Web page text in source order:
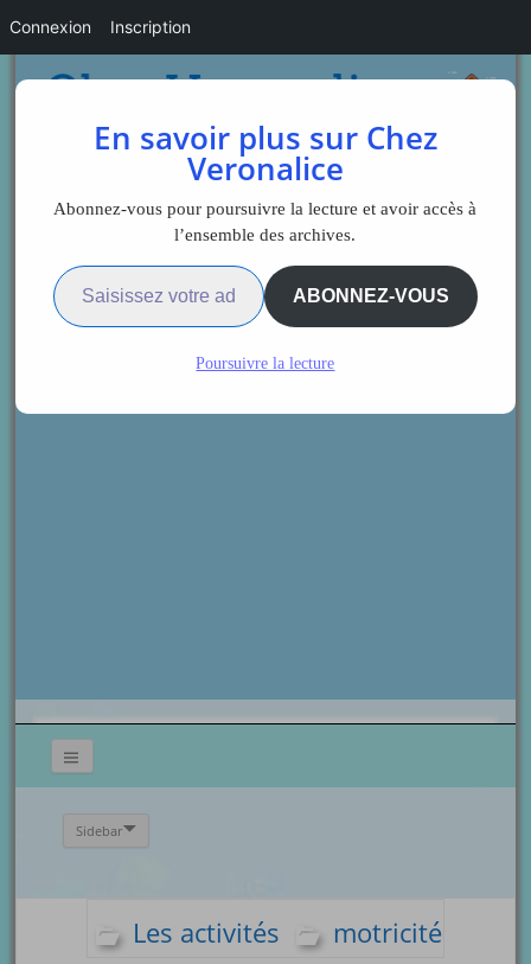
Sidebar
Les activités motricité
En savoir plus sur Chez
Veronalice
Abonnez-vous pour poursuivre la lecture et avoir accès à
l’ensemble des archives.
Saisissez votre adresse e-mail…
ABONNEZ-VOUS
Poursuivre la lecture
Connexion Inscription